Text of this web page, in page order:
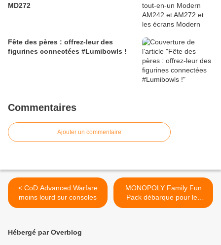
MD272
Fête des pères : offrez-leur des
figurines connectées #Lumibowls !
Commentaires
Ajouter un commentaire
< CoD Advanced Warfare
moins lourd sur consoles
MONOPOLY Family Fun
Pack débarque pour les
fêtes de noël >
Hébergé par Overblog